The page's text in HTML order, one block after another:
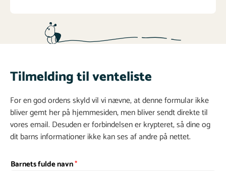
Tilmelding til venteliste
For en god ordens skyld vil vi nævne, at denne formular ikke
bliver gemt her på hjemmesiden, men bliver sendt direkte til
vores email. Desuden er forbindelsen er krypteret, så dine og
dit barns informationer ikke kan ses af andre på nettet.
Barnets fulde navn*